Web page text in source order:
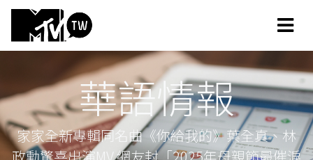
華語情報
家家全新專輯同名曲《你給我的》葉全真、林
政勳驚喜出演MV 網友封「2025年母親節最催淚